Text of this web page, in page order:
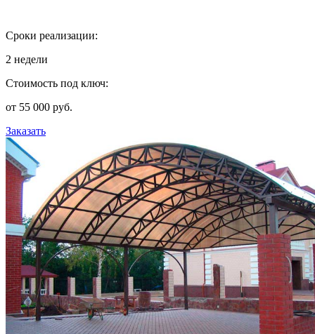
Сроки реализации:
2 недели
Стоимость под ключ:
от 55 000 руб.
Заказать